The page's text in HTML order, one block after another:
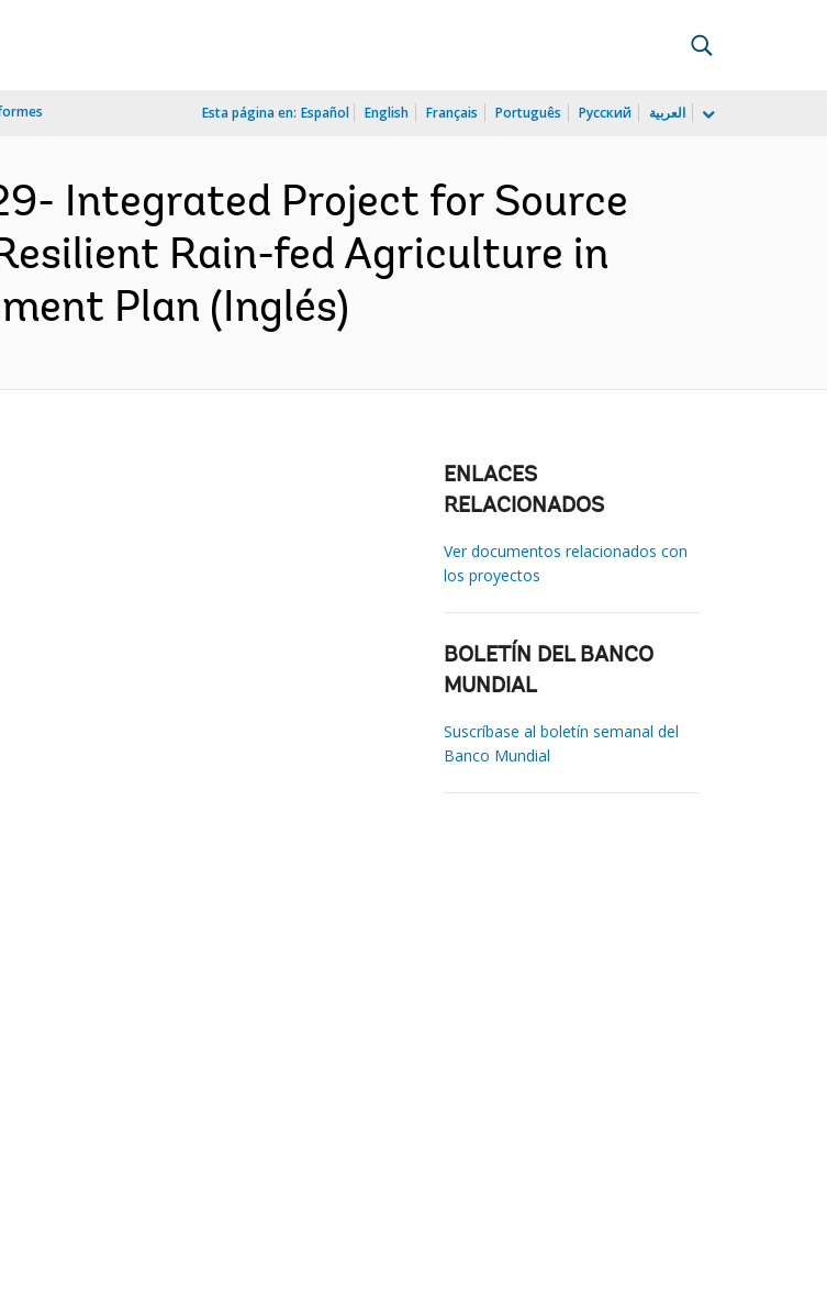
Esta página en: Español English Français Português Русский العربية
Integrated Project for Source
Rain-fed Agriculture in
Plan (Inglés)
ENLACES
RELACIONADOS
Ver documentos relacionados con
los proyectos
BOLETÍN DEL BANCO
MUNDIAL
Suscríbase al boletín semanal del
Banco Mundial